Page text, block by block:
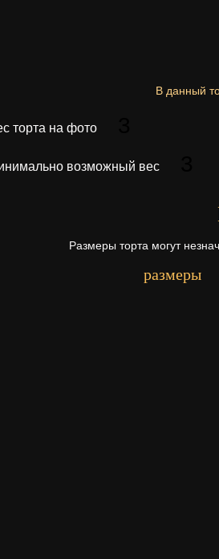
В данный
торта на фото
возможный вес
Размеры торта могут
размеры